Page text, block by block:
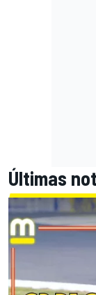
Últimas